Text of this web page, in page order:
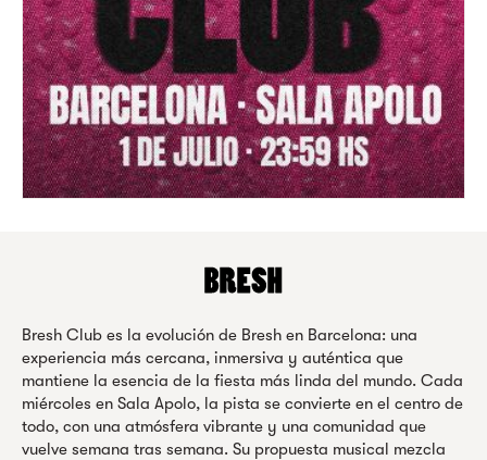
Bresh Club es la evolución de Bresh en Barcelona: una
experiencia más cercana, inmersiva y auténtica que
mantiene la esencia de la fiesta más linda del mundo. Cada
miércoles en Sala Apolo, la pista se convierte en el centro de
todo, con una atmósfera vibrante y una comunidad que
vuelve semana tras semana. Su propuesta musical mezcla